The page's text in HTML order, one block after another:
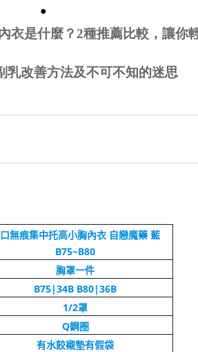
●
衣是什麼？2種推薦比較，讓你
乳改善方法及不可不知的迷思
無痕集中托高小胸內衣 自戀魔藥 藍
B75~B80
胸罩一件
B75|34B B80|36B
1/2罩
Q鋼圈
有水餃襯墊有假袋